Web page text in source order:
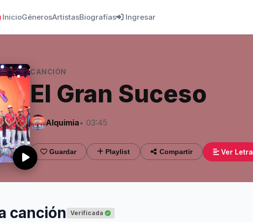
InicioGénerosArtistasBiografías Ingresar
CANCIÓN
El Gran Suceso
Alquimia• 03:45
Guardar Playlist Compartir Ver Letra
canción Verificada